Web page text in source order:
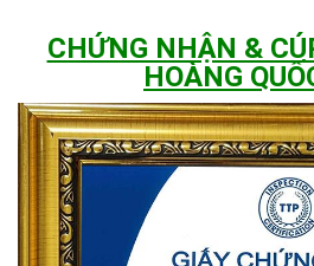
CHỨNG NHẬN &
HOÀNG